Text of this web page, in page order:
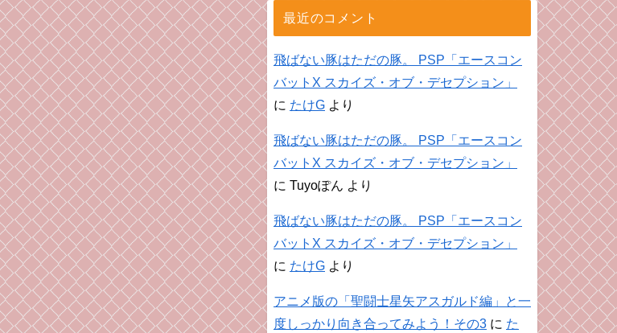
最近のコメント
飛ばない豚はただの豚。 PSP「エースコン
バットX スカイズ・オブ・デセプション」
に たけG より
飛ばない豚はただの豚。 PSP「エースコン
バットX スカイズ・オブ・デセプション」
に Tuyoぽん より
飛ばない豚はただの豚。 PSP「エースコン
バットX スカイズ・オブ・デセプション」
に たけG より
アニメ版の「聖闘士星矢アスガルド編」と一
度しっかり向き合ってみよう！その3 に た